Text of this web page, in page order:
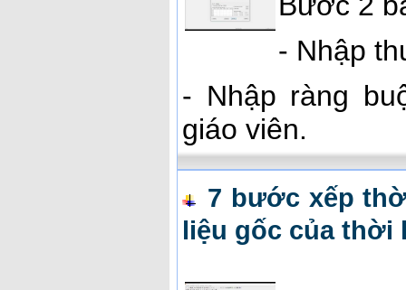
- Nhập
- Nhập ràng
giáo viên.
7 bước xếp
liệu gốc của thời